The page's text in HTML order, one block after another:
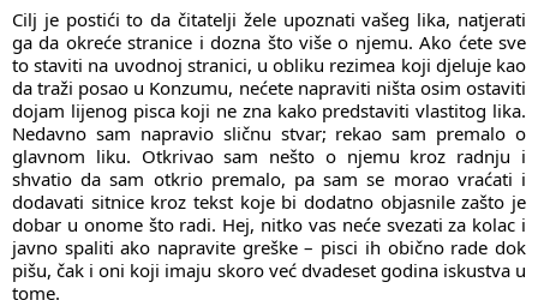
Cilj je postići to da čitatelji žele upoznati vašeg lika, natjerati
ga da okreće stranice i dozna što više o njemu. Ako ćete sve
to staviti na uvodnoj stranici, u obliku rezimea koji djeluje kao
da traži posao u Konzumu, nećete napraviti ništa osim ostaviti
dojam lijenog pisca koji ne zna kako predstaviti vlastitog lika.
Nedavno sam napravio sličnu stvar; rekao sam premalo o
glavnom liku. Otkrivao sam nešto o njemu kroz radnju i
shvatio da sam otkrio premalo, pa sam se morao vraćati i
dodavati sitnice kroz tekst koje bi dodatno objasnile zašto je
dobar u onome što radi. Hej, nitko vas neće svezati za kolac i
javno spaliti ako napravite greške – pisci ih obično rade dok
pišu, čak i oni koji imaju skoro već dvadeset godina iskustva u
tome.